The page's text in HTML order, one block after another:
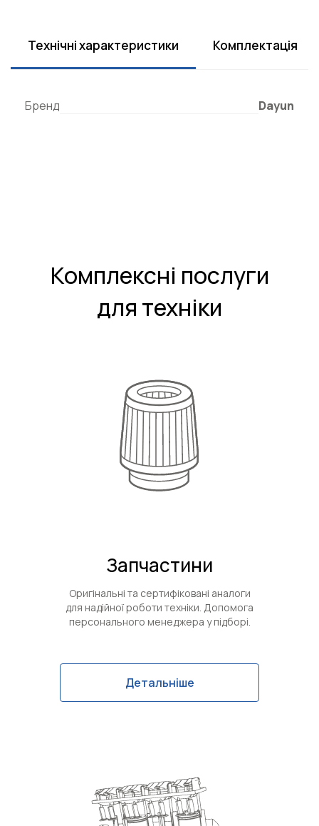
Технічні характеристики Комплектація
Бренд Dayun
Комплексні послуги
для техніки
Запчастини
Оригінальні та сертифіковані аналоги
для надійної роботи техніки. Допомога
персонального менеджера у підборі.
Детальніше